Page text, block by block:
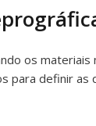
os
definir